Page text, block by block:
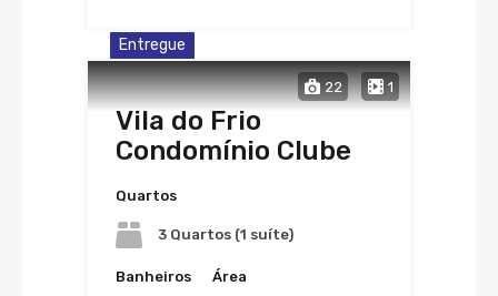
22 1
Entregue
Vila do Frio
Condomínio Clube
Quartos
3 Quartos (1 suíte)
Banheiros Área